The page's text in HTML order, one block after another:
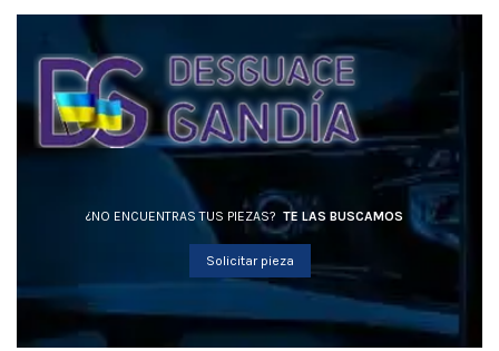
¿NO ENCUENTRAS TUS PIEZAS? TE LAS BUSCAMOS
Solicitar pieza